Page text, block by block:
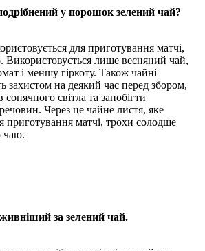
у порошок зелений чай?
для приготування матчі,
Використовується лише весняний чай,
і меншу гіркоту. Також чайні
захистом на деякий час перед збором,
світла та запобігти
Через це чайне листя, яке
приготування матчі, трохи солодше
чаю.
за зелений чай.